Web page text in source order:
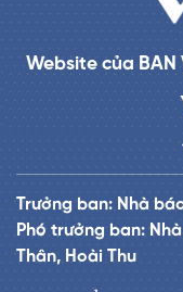
Website của BAN
Trưởng ban: Nhà báo
Phó trưởng ban:
Thân, Hoài Thu